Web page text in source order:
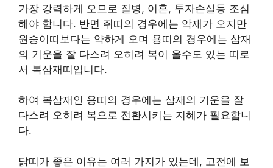
가장 강력하게 오므로 질병, 이혼, 투자손실등 조심
해야 합니다. 반면 쥐띠의 경우에는 악재가 오지만
원숭이띠보다는 약하게 오며 용띠의 경우에는 삼재
의 기운을 잘 다스려 오히려 복이 올수도 있는 띠로
서 복삼재띠입니다.
하여 복삼재인 용띠의 경우에는 삼재의 기운을 잘
다스려 오히려 복으로 전환시키는 지혜가 필요합니
다.
닭띠가 좋은 이유는 여러 가지가 있는데, 고전에 보